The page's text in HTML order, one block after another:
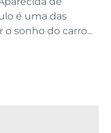
é uma das
sonho do carro...